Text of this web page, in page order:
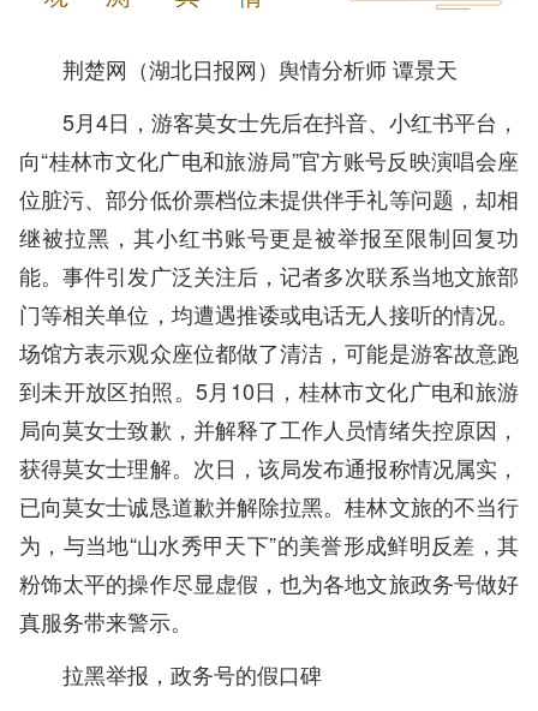
荆楚网（湖北日报网）舆情分析师 谭景天
5月4日，游客莫女士先后在抖音、小红书平台，
向“桂林市文化广电和旅游局”官方账号反映演唱会座
位脏污、部分低价票档位未提供伴手礼等问题，却相
继被拉黑，其小红书账号更是被举报至限制回复功
能。事件引发广泛关注后，记者多次联系当地文旅部
门等相关单位，均遭遇推诿或电话无人接听的情况。
场馆方表示观众座位都做了清洁，可能是游客故意跑
到未开放区拍照。5月10日，桂林市文化广电和旅游
局向莫女士致歉，并解释了工作人员情绪失控原因，
获得莫女士理解。次日，该局发布通报称情况属实，
已向莫女士诚恳道歉并解除拉黑。桂林文旅的不当行
为，与当地“山水秀甲天下”的美誉形成鲜明反差，其
粉饰太平的操作尽显虚假，也为各地文旅政务号做好
真服务带来警示。
拉黑举报，政务号的假口碑